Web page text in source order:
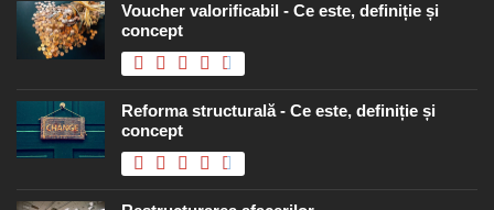
Voucher valorificabil - Ce este, definiție și
concept
Reforma structurală - Ce este, definiție și
concept